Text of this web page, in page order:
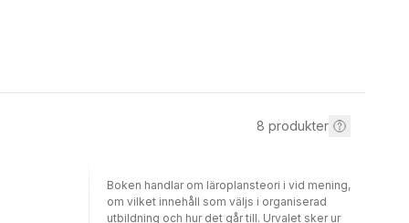
8 produkter
Boken handlar om läroplansteori i vid mening,
om vilket innehåll som väljs i organiserad
utbildning och hur det går till. Urvalet sker ur